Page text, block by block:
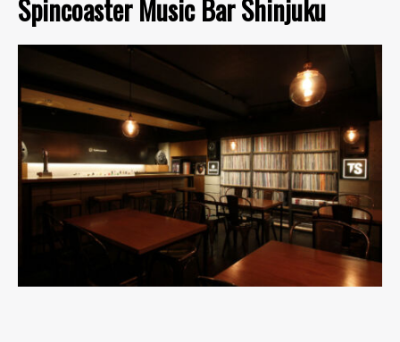
Spincoaster Music Bar Shinjuku